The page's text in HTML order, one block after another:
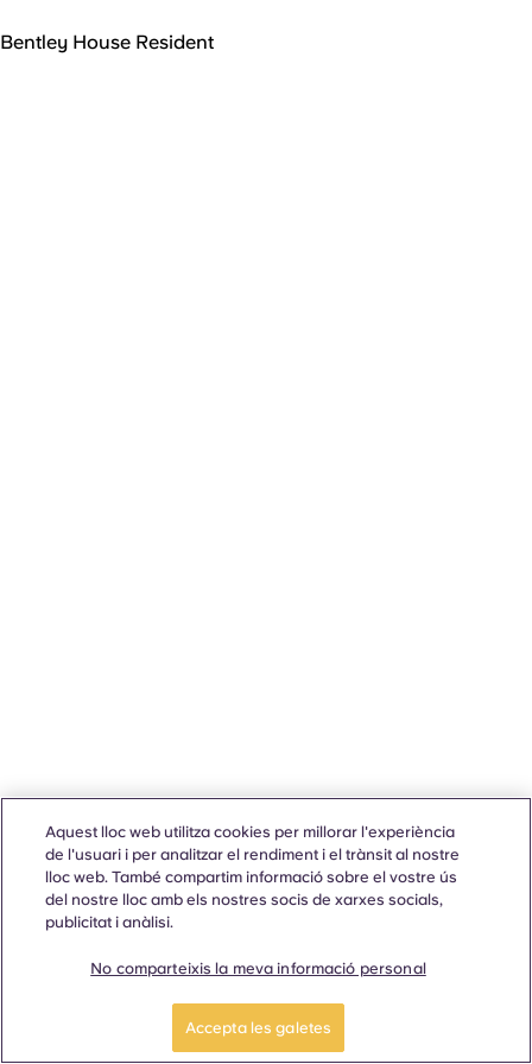
Bentley House Resident
Aquest lloc web utilitza cookies per millorar l'experiència
de l'usuari i per analitzar el rendiment i el trànsit al nostre
lloc web. També compartim informació sobre el vostre ús
del nostre lloc amb els nostres socis de xarxes socials,
publicitat i anàlisi.
No comparteixis la meva informació personal
Accepta les galetes